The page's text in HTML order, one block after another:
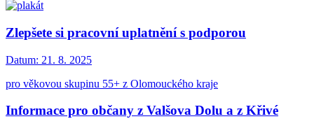
Zlepšete si pracovní uplatnění s podporou
Datum: 21. 8. 2025
pro věkovou skupinu 55+ z Olomouckého kraje
Informace pro občany z Valšova Dolu a z Křivé